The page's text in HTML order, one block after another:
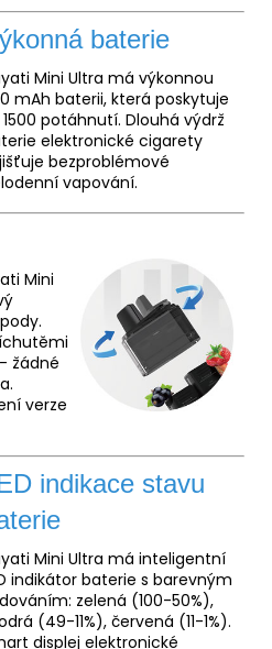
baterie
Mini Ultra má výkonnou
mAh baterii, která poskytuje
potáhnutí. Dlouhá výdrž
elektronické cigarety
bezproblémové
vapování.
Mini
žádné
verze
indikace stavu
Mini Ultra má inteligentní
indikátor baterie s barevným
zelená (100-50%),
(49-11%), červená (11-1%).
displej elektronické